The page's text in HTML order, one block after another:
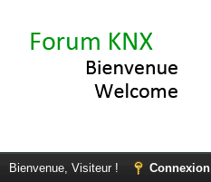
Bienvenue, Visiteur ! Connexion